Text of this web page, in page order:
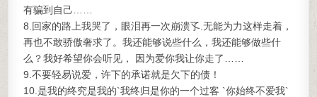
有骗到自己……
8.回家的路上我哭了，眼泪再一次崩溃孓.无能为力这样走着，
再也不敢骄傲奢求了。我还能够说些什么，我还能够做些什
么？我好希望你会听见， 因为爱你我让你走了……
9.不要轻易说爱，许下的承诺就是欠下的债！
10.是我的终究是我的`我终归是你的一个过客 `你始终不爱我`